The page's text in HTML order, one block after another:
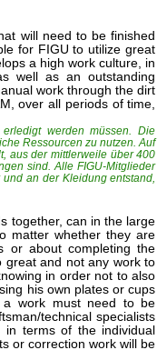
will need to be finished
for FIGU to utilize great
a high work culture, in
well as an outstanding
work through the dirt
over all periods of time,
werden müssen. Die
Ressourcen zu nutzen. Auf
aus der mittlerweile über 400
sind. Alle FIGU-Mitglieder
an der Kleidung entstand,
together, can in the large
matter whether they are
or about completing the
great and not any work to
in order not to also
his own plates or cups
a work must need to be
technical specialists
in terms of the individual
or correction work will be